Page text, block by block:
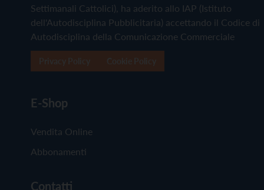
Settimanali Cattolici), ha aderito allo IAP (Istituto
dell'Autodisciplina Pubblicitaria) accettando il Codice di
Autodisciplina della Comunicazione Commerciale
E-Shop
Vendita Online
Abbonamenti
Contatti